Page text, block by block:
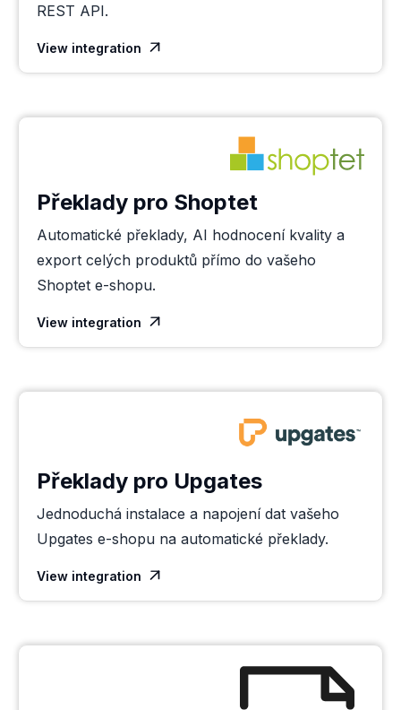
REST API.
View integration 
Překlady pro Shoptet
Automatické překlady, AI hodnocení kvality a
export celých produktů přímo do vašeho
Shoptet e-shopu.
View integration 
Překlady pro Upgates
Jednoduchá instalace a napojení dat vašeho
Upgates e-shopu na automatické překlady.
View integration 